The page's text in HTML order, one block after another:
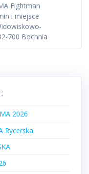
Fightman
i miejsce
700 Bochnia
2026
Rycerska